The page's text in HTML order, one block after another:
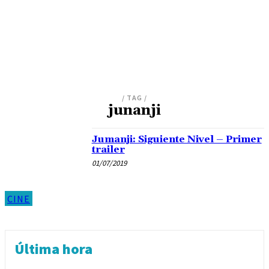
/ TAG /
junanji
CINE
Jumanji: Siguiente Nivel – Primer
trailer
01/07/2019
Última hora